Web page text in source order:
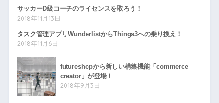
サッカーD級コーチのライセンスを取ろう！
2018年11月13日
タスク管理アプリWunderlistからThings3への乗り換え！
2018年11月6日
futureshopから新しい構築機能「commerce
creator」が登場！
2018年9月3日